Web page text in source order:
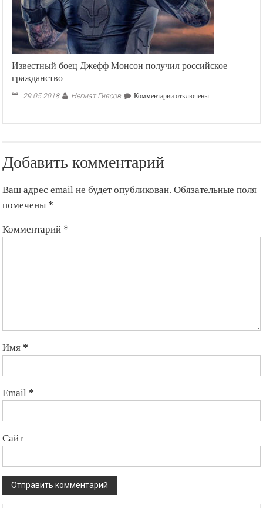
Известный боец Джефф Монсон получил российское
гражданство
29.05.2018 Негмат Гиясов Комментариикотключены
Добавить комментарий
Ваш адрес email не будет опубликован. Обязательные поля
помечены *
Комментарий *
Имя *
Email *
Сайт